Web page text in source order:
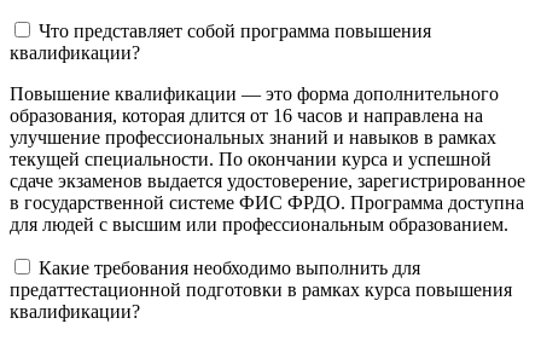
Что представляет собой программа повышения
квалификации?
Повышение квалификации — это форма дополнительного
образования, которая длится от 16 часов и направлена на
улучшение профессиональных знаний и навыков в рамках
текущей специальности. По окончании курса и успешной
сдаче экзаменов выдается удостоверение, зарегистрированное
в государственной системе ФИС ФРДО. Программа доступна
для людей с высшим или профессиональным образованием.
Какие требования необходимо выполнить для
предаттестационной подготовки в рамках курса повышения
квалификации?